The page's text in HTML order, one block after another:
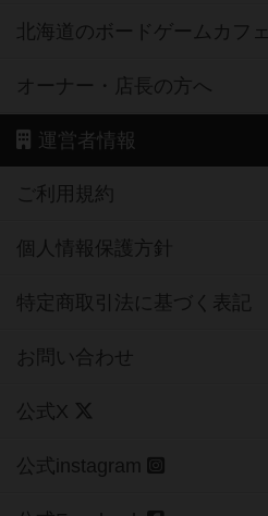
北海道のボードゲームカフェ
オーナー・店長の方へ
運営者情報
ご利用規約
個人情報保護方針
特定商取引法に基づく表記
お問い合わせ
公式X
公式instagram